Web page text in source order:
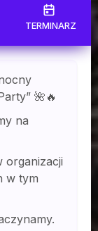
TERMINARZ
🌺🔥
na
organizacji
w tym